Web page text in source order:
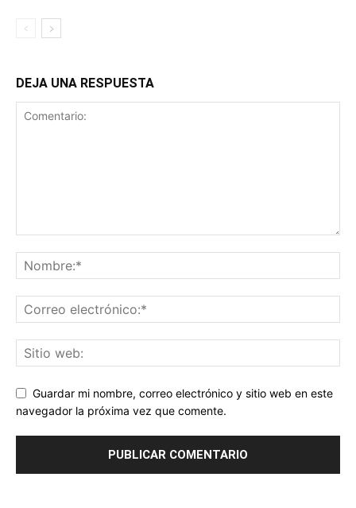
DEJA UNA RESPUESTA
Guardar mi nombre, correo electrónico y sitio web en este
navegador la próxima vez que comente.